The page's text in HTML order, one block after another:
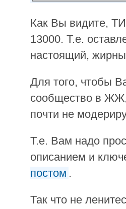
Как Вы видите,
13000. Т.е.
настоящий,
Для того, чтобы
сообщество в
почти не
Т.е. Вам надо
описанием и
постом .
Так что не